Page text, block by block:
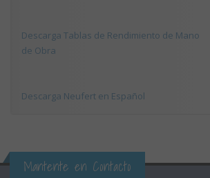
Descarga Tablas de Rendimiento de Mano
de Obra
Descarga Neufert en Español
Mantente en Contacto